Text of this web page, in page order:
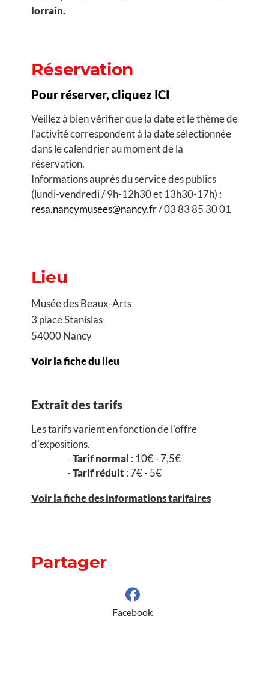
lorrain.
Réservation
Pour réserver, cliquez ICI
Veillez à bien vérifier que la date et le thème de
l’activité correspondent à la date sélectionnée
dans le calendrier au moment de la
réservation.
Informations auprès du service des publics
(lundi-vendredi / 9h-12h30 et 13h30-17h) :
resa.nancymusees@nancy.fr/ 03 83 85 30 01
Lieu
Musée des Beaux-Arts
3 place Stanislas
54000 Nancy
Voir la fiche du lieu
Extrait des tarifs
Les tarifs varient en fonction de l'offre
d'expositions.
Tarif normal : 10€ - 7,5€
Tarif réduit: 7€ - 5€
Voir la fiche des informations tarifaires
Partager
Facebook